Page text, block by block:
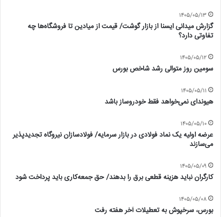
۱۴۰۵/۰۵/۱۳
گزارش میدانی ایسنا از بازار گوشت/ قیمت از میادین تا فروشگاه‌ها چه
تفاوتی دارد؟
۱۴۰۵/۰۵/۱۲
سومین روز متوالی رشد شاخص بورس
۱۴۰۵/۰۵/۱۱
هیوندای نمی‌خواهد فقط خودروساز باشد
۱۴۰۵/۰۵/۱۰
عرضه اولیه یک نماد فولادی در بازار سرمایه/ فولادسازان نیروگاه تجدیدپذیر
می‌سازند
۱۴۰۵/۰۵/۰۹
کارگران نباید هزینه قطعی برق را بدهند/ حق جمعه‌کاری باید پرداخت شود
۱۴۰۵/۰۵/۰۸
بورس، سرخپوش به تعطیلات آخر هفته رفت